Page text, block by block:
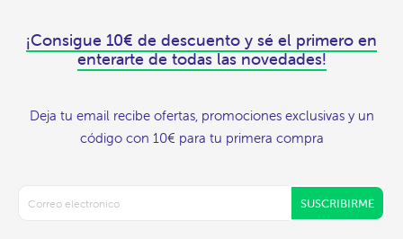
¡Consigue 10€ de descuento y sé el primero en
enterarte de todas las novedades!
Deja tu email recibe ofertas, promociones exclusivas y un
código con 10€ para tu primera compra
SUSCRIBIRME